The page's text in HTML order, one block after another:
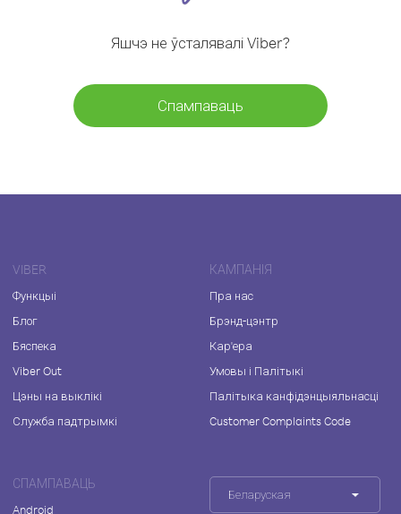
Яшчэ не ўсталявалі Viber?
Спампаваць
VIBER
Функцыі
Блог
Бяспека
Viber Out
Цэны на выклікі
Служба падтрымкі
КАМПАНІЯ
Пра нас
Брэнд-цэнтр
Кар'ера
Умовы і Палітыкі
Палітыка канфідэнцыяльнасці
Customer Complaints Code
СПАМПАВАЦЬ
Android
Беларуская